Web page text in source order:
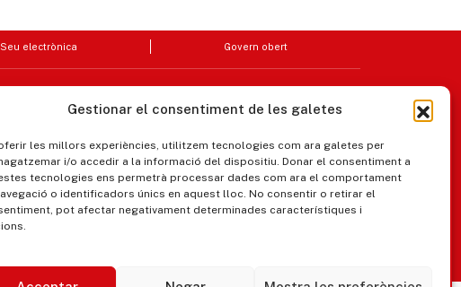
Gestionar el consentiment de les galetes
les millors experiències, utilitzem tecnologies com ara galetes per
i/o accedir a la informació del dispositiu. Donar el consentiment a
tecnologies ens permetrà processar dades com ara el comportament
o identificadors únics en aquest lloc. No consentir o retirar el
pot afectar negativament determinades característiques i
Seu electrònica Govern obert